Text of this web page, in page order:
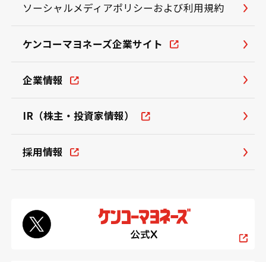
ソーシャルメディアポリシーおよび利用規約
ケンコーマヨネーズ企業サイト
企業情報
IR（株主・投資家情報）
採用情報